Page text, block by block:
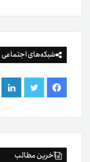
شبکه‌های اجتماعی
فیس
بوک
توییتر
آخرین مطالب